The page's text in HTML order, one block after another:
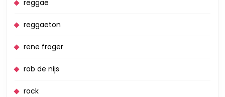
reggae
reggaeton
rene froger
rob de nijs
rock